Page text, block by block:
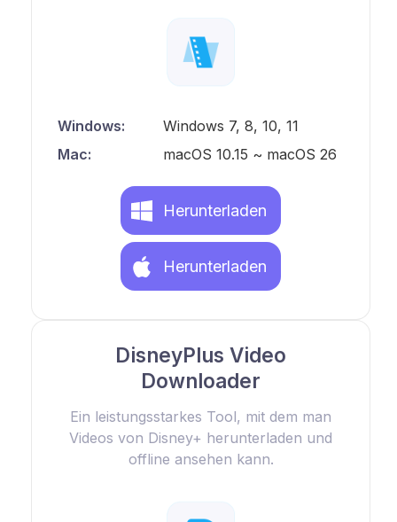
Windows:
Windows 7, 8, 10, 11
Mac:
macOS 10.15 ~ macOS 26
Herunterladen
Herunterladen
DisneyPlus Video
Downloader
Ein leistungsstarkes Tool, mit dem man
Videos von Disney+ herunterladen und
offline ansehen kann.